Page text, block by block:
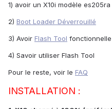
1) avoir un X10i modèle es205ra
2) Boot Loader Déverrouillé
3) Avoir Flash Tool
4) Savoir utiliser Flash Tool
Pour le reste, voir le FAQ
INSTALLATION :